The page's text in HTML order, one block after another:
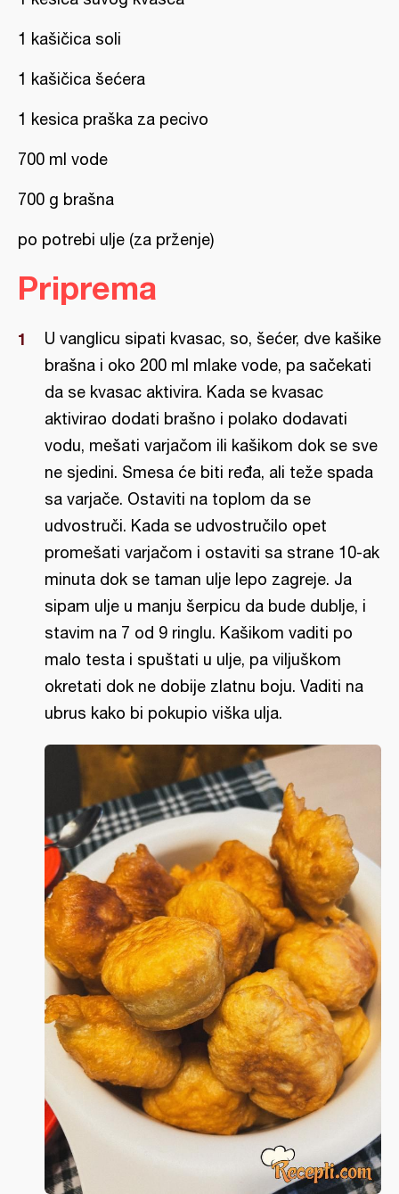
1 kašičica soli
1 kašičica šećera
1 kesica praška za pecivo
700 ml vode
700 g brašna
po potrebi ulje (za prženje)
Priprema
U vanglicu sipati kvasac, so, šećer, dve kašike
brašna i oko 200 ml mlake vode, pa sačekati
da se kvasac aktivira. Kada se kvasac
aktivirao dodati brašno i polako dodavati
vodu, mešati varjačom ili kašikom dok se sve
ne sjedini. Smesa će biti ređa, ali teže spada
sa varjače. Ostaviti na toplom da se
udvostruči. Kada se udvostručilo opet
promešati varjačom i ostaviti sa strane 10-ak
minuta dok se taman ulje lepo zagreje. Ja
sipam ulje u manju šerpicu da bude dublje, i
stavim na 7 od 9 ringlu. Kašikom vaditi po
malo testa i spuštati u ulje, pa viljuškom
okretati dok ne dobije zlatnu boju. Vaditi na
ubrus kako bi pokupio viška ulja.